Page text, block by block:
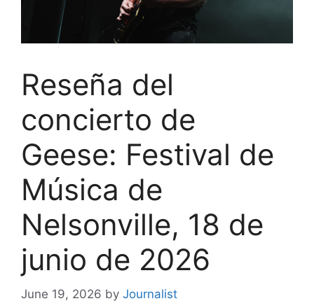
Reseña del
concierto de
Geese: Festival de
Música de
Nelsonville, 18 de
junio de 2026
June 19, 2026 by Journalist